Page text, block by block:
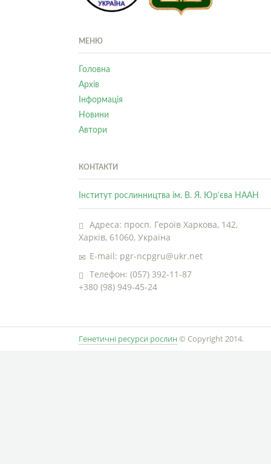
МЕНЮ
Головна
Архів
Інформація
Новини
Автори
КОНТАКТИ
Інститут рослинництва ім. В. Я. Юр’єва НААН
Адреса: просп. Героїв Харкова, 142,
Харків, 61060, Україна
E-mail: pgr-ncpgru@ukr.net
Телефон: (057) 392-11-87
+380 (98) 949-45-24
Генетичні ресурси рослин © Copyright 2014.